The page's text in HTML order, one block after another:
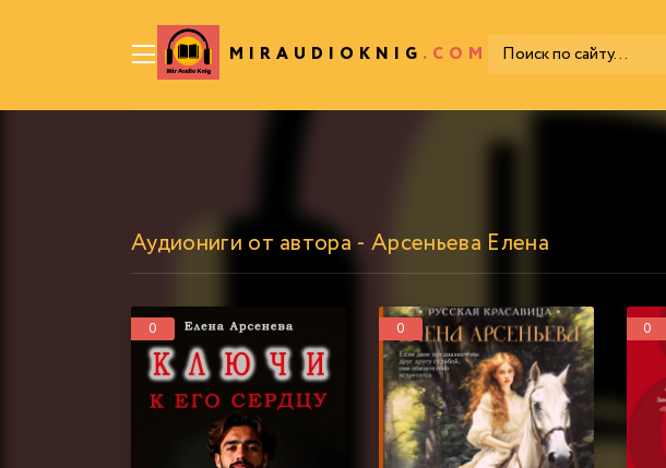
MIRAUDIOKNIG .COM
Аудиониги от автора - Арсеньева Елена
0 0 0